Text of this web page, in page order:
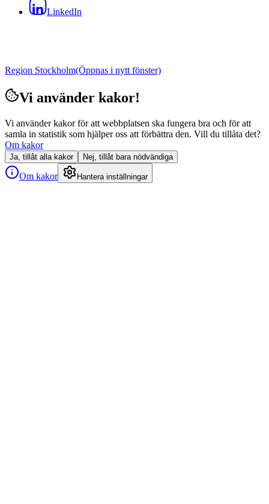
LinkedIn
Region Stockholm(Öppnas i nytt fönster)
Vi använder kakor!
Vi använder kakor för att webbplatsen ska fungera bra och för att
samla in statistik som hjälper oss att förbättra den. Vill du tillåta det?
Om kakor
Ja, tillåt alla kakor Nej, tillåt bara nödvändiga
Om kakor Hantera inställningar